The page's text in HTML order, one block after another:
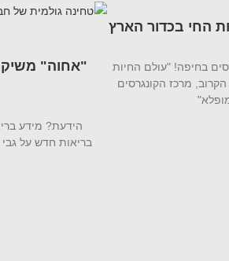
החי בכדור הארץ
בחיפה! "עולם החיות
מרכז הקונגרסים
"אחוה"
הידעת? מידע
בריאות חדש על